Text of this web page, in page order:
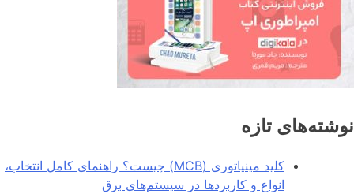
نوشته‌های تازه
کلید مینیاتوری (MCB) چیست؟ راهنمای کامل انتخاب،
انواع و کاربردها در سیستم‌های برق